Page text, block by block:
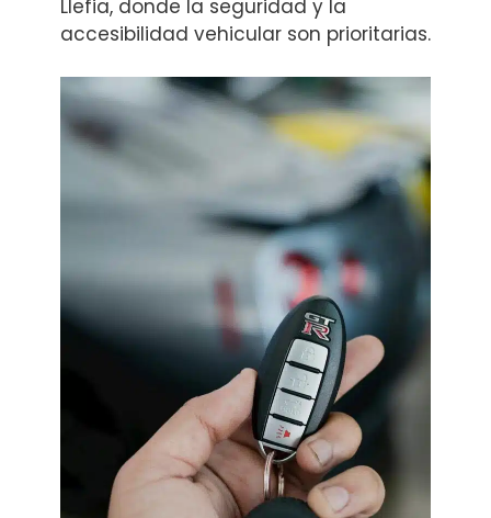
Llefia, donde la seguridad y la
accesibilidad vehicular son prioritarias.